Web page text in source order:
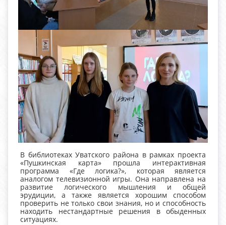
В библиотеках Уватского района в рамках проекта
«Пушкинская карта» прошла интерактивная
программа «Где логика?», которая является
аналогом телевизионной игры. Она направлена на
развитие логического мышления и общей
эрудиции, а также является хорошим способом
проверить не только свои знания, но и способность
находить нестандартные решения в обыденных
ситуациях.